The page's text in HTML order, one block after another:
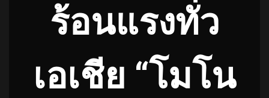
ร้อนแรงทั่ว
เอเชีย “โมโน